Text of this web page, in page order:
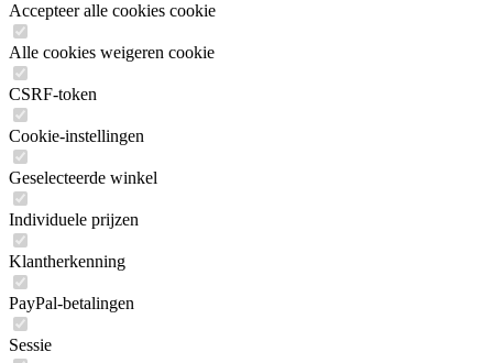
Accepteer alle cookies cookie
Alle cookies weigeren cookie
CSRF-token
Cookie-instellingen
Geselecteerde winkel
Individuele prijzen
Klantherkenning
PayPal-betalingen
Sessie